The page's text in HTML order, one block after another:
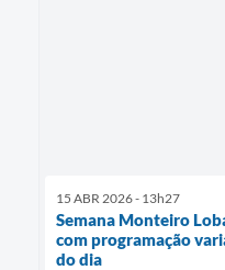
15 ABR 2026 - 13h27
Semana Monteiro
com programação
do dia